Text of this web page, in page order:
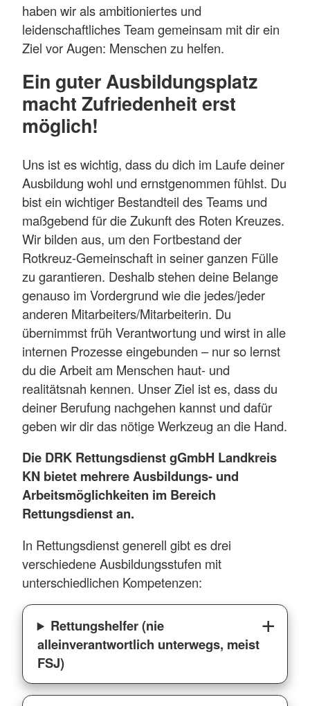
haben wir als ambitioniertes und
leidenschaftliches Team gemeinsam mit dir ein
Ziel vor Augen: Menschen zu helfen.
Ein guter Ausbildungsplatz
macht Zufriedenheit erst
möglich!
Uns ist es wichtig, dass du dich im Laufe deiner
Ausbildung wohl und ernstgenommen fühlst. Du
bist ein wichtiger Bestandteil des Teams und
maßgebend für die Zukunft des Roten Kreuzes.
Wir bilden aus, um den Fortbestand der
Rotkreuz-Gemeinschaft in seiner ganzen Fülle
zu garantieren. Deshalb stehen deine Belange
genauso im Vordergrund wie die jedes/jeder
anderen Mitarbeiters/Mitarbeiterin. Du
übernimmst früh Verantwortung und wirst in alle
internen Prozesse eingebunden – nur so lernst
du die Arbeit am Menschen haut- und
realitätsnah kennen. Unser Ziel ist es, dass du
deiner Berufung nachgehen kannst und dafür
geben wir dir das nötige Werkzeug an die Hand.
Die DRK Rettungsdienst gGmbH Landkreis
KN bietet mehrere Ausbildungs- und
Arbeitsmöglichkeiten im Bereich
Rettungsdienst an.
In Rettungsdienst generell gibt es drei
verschiedene Ausbildungsstufen mit
unterschiedlichen Kompetenzen:
Rettungshelfer (nie
alleinverantwortlich unterwegs, meist
FSJ)